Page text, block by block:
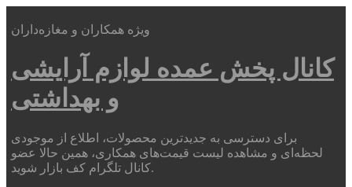
ویژه همکاران و مغازه‌داران
کانال پخش عمده لوازم آرایشی
و بهداشتی
برای دسترسی به جدیدترین محصولات، اطلاع از موجودی
لحظه‌ای و مشاهده لیست قیمت‌های همکاری، همین حالا عضو
کانال تلگرام کف بازار شوید.